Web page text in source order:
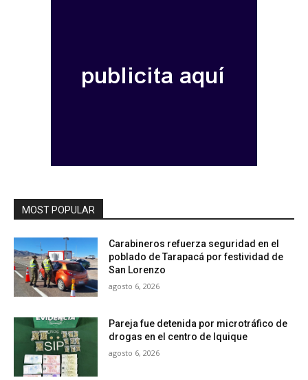
MOST POPULAR
Carabineros refuerza seguridad en el
poblado de Tarapacá por festividad de
San Lorenzo
agosto 6, 2026
Pareja fue detenida por microtráfico de
drogas en el centro de Iquique
agosto 6, 2026